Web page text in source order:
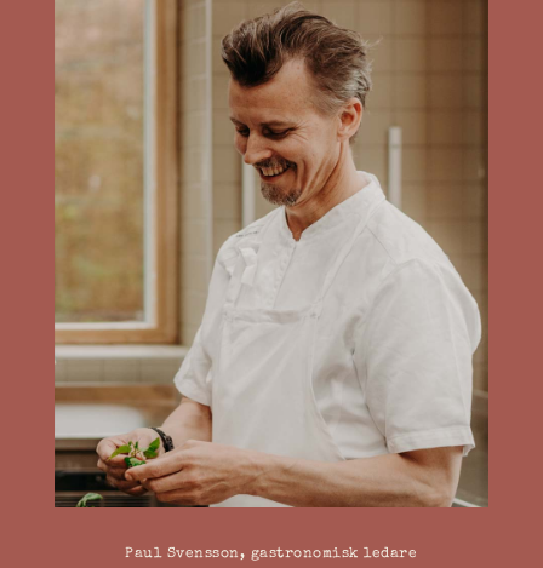
Paul Svensson, gastronomisk ledare